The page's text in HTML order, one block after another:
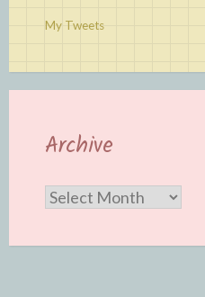
My Tweets
Archive
Archive